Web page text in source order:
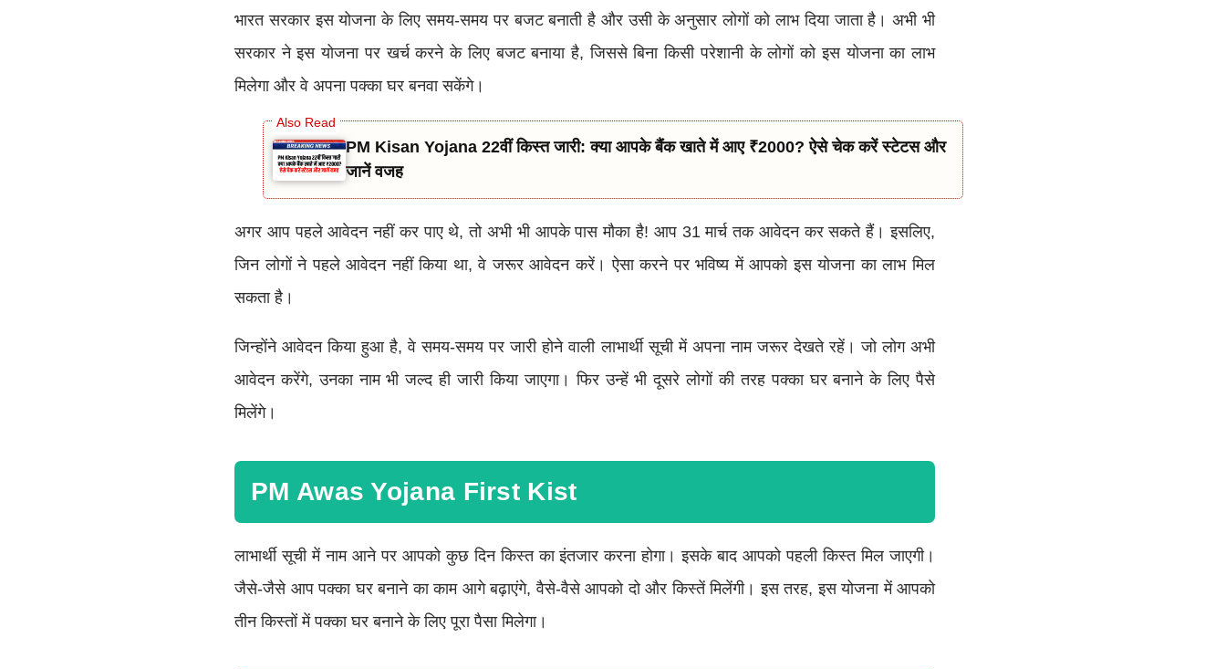
भारत सरकार इस योजना के लिए समय-समय पर बजट बनाती है और उसी के अनुसार लोगों को लाभ दिया जाता है। अभी भी
सरकार ने इस योजना पर खर्च करने के लिए बजट बनाया है, जिससे बिना किसी परेशानी के लोगों को इस योजना का लाभ
मिलेगा और वे अपना पक्का घर बनवा सकेंगे।
PM Kisan Yojana 22वीं किस्त जारी: क्या आपके बैंक खाते में आए ₹2000? ऐसे चेक करें स्टेटस और
जानें वजह
अगर आप पहले आवेदन नहीं कर पाए थे, तो अभी भी आपके पास मौका है! आप 31 मार्च तक आवेदन कर सकते हैं। इसलिए,
जिन लोगों ने पहले आवेदन नहीं किया था, वे जरूर आवेदन करें। ऐसा करने पर भविष्य में आपको इस योजना का लाभ मिल
सकता है।
जिन्होंने आवेदन किया हुआ है, वे समय-समय पर जारी होने वाली लाभार्थी सूची में अपना नाम जरूर देखते रहें। जो लोग अभी
आवेदन करेंगे, उनका नाम भी जल्द ही जारी किया जाएगा। फिर उन्हें भी दूसरे लोगों की तरह पक्का घर बनाने के लिए पैसे
मिलेंगे।
PM Awas Yojana First Kist
लाभार्थी सूची में नाम आने पर आपको कुछ दिन किस्त का इंतजार करना होगा। इसके बाद आपको पहली किस्त मिल जाएगी।
जैसे-जैसे आप पक्का घर बनाने का काम आगे बढ़ाएंगे, वैसे-वैसे आपको दो और किस्तें मिलेंगी। इस तरह, इस योजना में आपको
तीन किस्तों में पक्का घर बनाने के लिए पूरा पैसा मिलेगा।